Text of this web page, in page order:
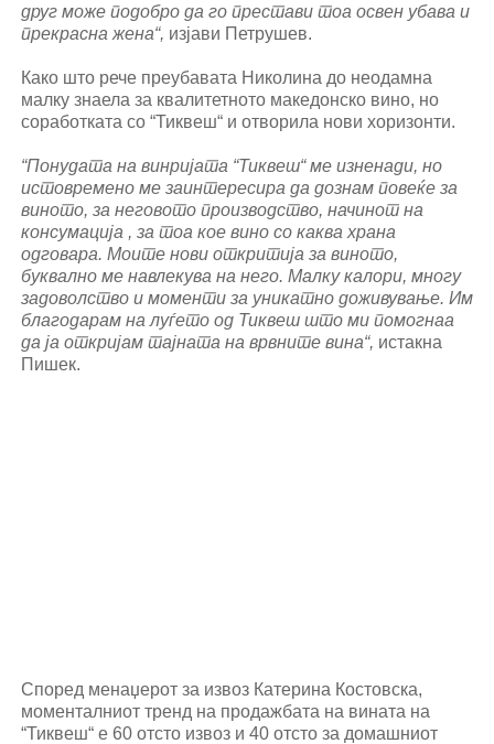
друг може подобро да го престави тоа освен убава и
прекрасна жена“, изјави Петрушев.
Како што рече преубавата Николина до неодамна
малку знаела за квалитетното македонско вино, но
соработката со “Тиквеш“ и отворила нови хоризонти.
“Понудата на винријата “Тиквеш“ ме изненади, но
истовремено ме заинтересира да дознам повеќе за
виното, за неговото производство, начинот на
консумација , за тоа кое вино со каква храна
одговара. Моите нови откритија за виното,
буквално ме навлекува на него. Малку калори, многу
задоволство и моменти за уникатно доживување. Им
благодарам на луѓето од Тиквеш што ми помогнаа
да ја откријам тајната на врвните вина“, истакна
Пишек.
Според менаџерот за извоз Катерина Костовска,
моменталниот тренд на продажбата на вината на
“Тиквеш“ е 60 отсто извоз и 40 отсто за домашниот